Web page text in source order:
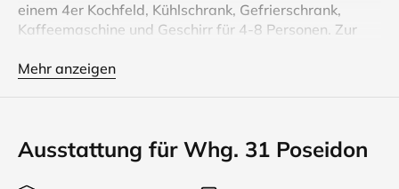
einem 4er Kochfeld, Kühlschrank, Gefrierschrank,
Kaffeemaschine und Geschirr für 4-8 Personen. Zur
Wohnung liegt im obersten Stockwert (4te. Etage) Der
Im Haus befinden sich eine Sauna (gegen Gebühr), ein
Fahrradraum und ein Trockenraum mit
Waschmaschine und Wäschetrockner.
Mehr anzeigen
Ausstattung für Whg. 31 Poseidon